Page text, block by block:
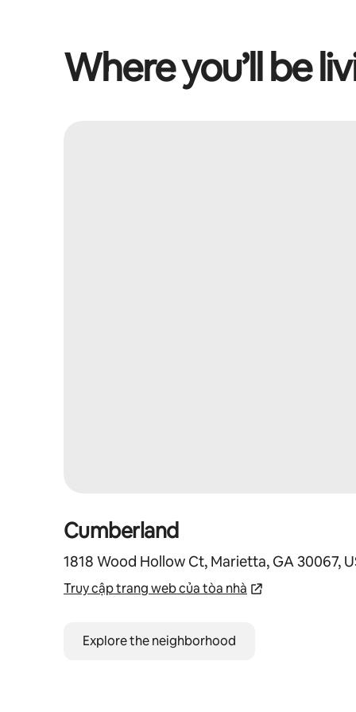
Where you’ll be
Cumberland
1818 Wood Hollow Ct, Marietta, GA 30067,
Truy cập trang web của tòa nhà
Explore the neighborhood